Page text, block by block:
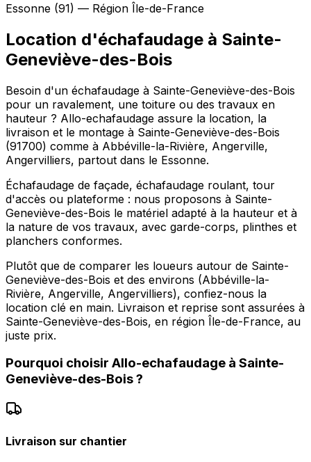
Essonne (91) — Région Île-de-France
Location d'échafaudage à Sainte-
Geneviève-des-Bois
Besoin d'un échafaudage à Sainte-Geneviève-des-Bois
pour un ravalement, une toiture ou des travaux en
hauteur ? Allo-echafaudage assure la location, la
livraison et le montage à Sainte-Geneviève-des-Bois
(91700) comme à Abbéville-la-Rivière, Angerville,
Angervilliers, partout dans le Essonne.
Échafaudage de façade, échafaudage roulant, tour
d'accès ou plateforme : nous proposons à Sainte-
Geneviève-des-Bois le matériel adapté à la hauteur et à
la nature de vos travaux, avec garde-corps, plinthes et
planchers conformes.
Plutôt que de comparer les loueurs autour de Sainte-
Geneviève-des-Bois et des environs (Abbéville-la-
Rivière, Angerville, Angervilliers), confiez-nous la
location clé en main. Livraison et reprise sont assurées à
Sainte-Geneviève-des-Bois, en région Île-de-France, au
juste prix.
Pourquoi choisir Allo-echafaudage à Sainte-
Geneviève-des-Bois?
Livraison sur chantier